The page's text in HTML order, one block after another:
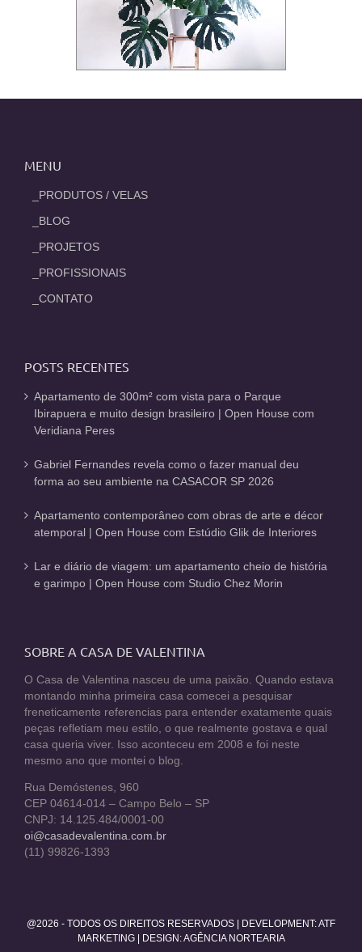
MENU
_PRODUTOS / VELAS
_BLOG
_PROJETOS
_PROFISSIONAIS
_CONTATO
POSTS RECENTES
Apartamento de 300m² com vista para o Parque
Ibirapuera e muito design brasileiro | Open House com
Veridiana Peres
Gabriel Fernandes revela como o fazer manual deu
forma ao seu ambiente na CASACOR SP 2026
Apartamento contemporâneo com obras de arte e décor
atemporal | Open House com Estúdio Glik de Interiores
Lar e diário de viagem: um apartamento cheio de história
e garimpo | Open House com Studio Chez Morin
SOBRE A CASA DE VALENTINA
O Casa de Valentina nasceu de uma paixão. Quando estava
montando minha primeira casa comecei a pesquisar
freneticamente referencias para entender exatamente quais
peças refletiam meu estilo, o que realmente gostava e qual
casa queria viver. Isso aconteceu em 2008 e foi neste
mesmo ano que montei o blog.
Rua Demóstenes, 960
CEP 04614-014 – Campo Belo – SP
CNPJ: 14.125.484/0001-00
oi@casadevalentina.com.br
(11) 99826-1393
@2026 - TODOS OS DIREITOS RESERVADOS | DEVELOPMENT:ATF
MARKETING| DESIGN: AGÊNCIA NORTEARIA